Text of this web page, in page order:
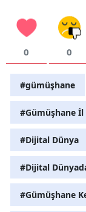
0 0
#gümüşhane
#Gümüşhane
#Dijital Dünya
#Dijital
#Gümüşhane